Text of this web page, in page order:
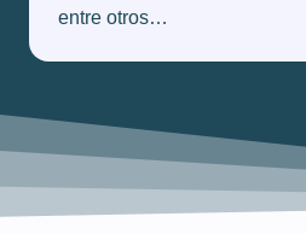
entre otros…